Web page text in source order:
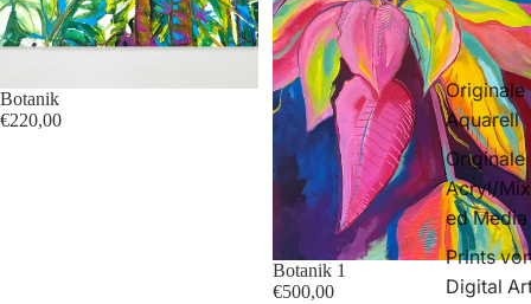
Originale
Aquarell
Originale
Acryl/Mix
ed Media
Prints
Digital
Botanik
€220,00
Botanik 1
€500,00